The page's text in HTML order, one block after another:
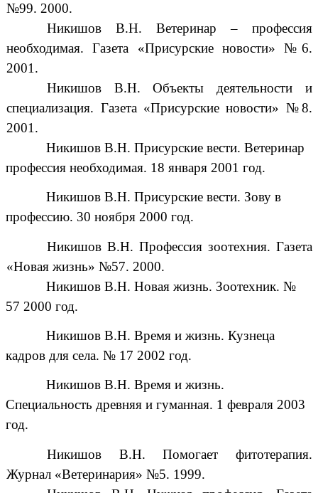
№99. 2000.
Никишов В.Н. Ветеринар – профессия
необходимая. Газета «Присурские новости» №6.
2001.
Никишов В.Н. Объекты деятельности и
специализация. Газета «Присурские новости» №8.
2001.
Никишов В.Н. Присурские вести. Ветеринар
профессия необходимая. 18 января 2001 год.
Никишов В.Н. Присурские вести. Зову в
профессию. 30 ноября 2000 год.
Никишов В.Н. Профессия зоотехния. Газета
«Новая жизнь» №57. 2000.
Никишов В.Н. Новая жизнь. Зоотехник. №
57 2000 год.
Никишов В.Н. Время и жизнь. Кузнеца
кадров для села. № 17 2002 год.
Никишов В.Н. Время и жизнь.
Специальность древняя и гуманная. 1 февраля 2003
год.
Никишов В.Н. Помогает фитотерапия.
Журнал «Ветеринария» №5. 1999.